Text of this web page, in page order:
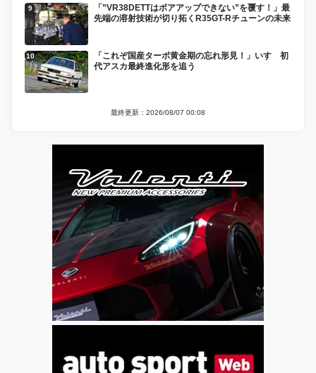
「”VR38DETTはボアアップできない”を覆す！」最
先端の溶射技術が切り拓くR35GT-Rチューンの未来
「これぞ国産ターボ黄金期の忘れ形見！」いすゞ初
代アスカ最終進化形を追う
最終更新：2026/08/07 00:08